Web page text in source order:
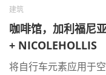
建筑
咖啡馆，加利福
+ NICOLEHOLLIS
将自行车元素应用于